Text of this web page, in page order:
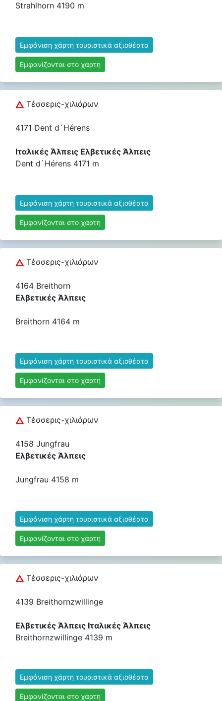
Strahlhorn 4190 m
Εμφάνιση χάρτη τουριστικά αξιοθέατα
Εμφανίζονται στο χάρτη
Τέσσερις-χιλιάρων
4171 Dent d`Hérens
Ιταλικές Άλπεις Ελβετικές Άλπεις
Dent d`Hérens 4171 m
Εμφάνιση χάρτη τουριστικά αξιοθέατα
Εμφανίζονται στο χάρτη
Τέσσερις-χιλιάρων
4164 Breithorn
Ελβετικές Άλπεις
Breithorn 4164 m
Εμφάνιση χάρτη τουριστικά αξιοθέατα
Εμφανίζονται στο χάρτη
Τέσσερις-χιλιάρων
4158 Jungfrau
Ελβετικές Άλπεις
Jungfrau 4158 m
Εμφάνιση χάρτη τουριστικά αξιοθέατα
Εμφανίζονται στο χάρτη
Τέσσερις-χιλιάρων
4139 Breithornzwillinge
Ελβετικές Άλπεις Ιταλικές Άλπεις
Breithornzwillinge 4139 m
Εμφάνιση χάρτη τουριστικά αξιοθέατα
Εμφανίζονται στο χάρτη